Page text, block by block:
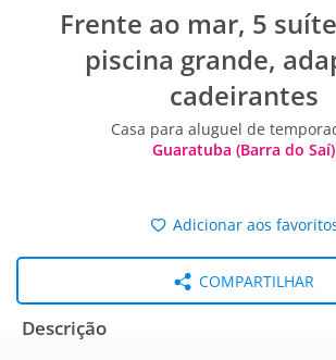
Frente ao mar, 5
piscina grande,
cadeirantes
Casa para aluguel de
Guaratuba (Barra do Saí)
Adicionar aos
COMPARTILHAR
Descrição